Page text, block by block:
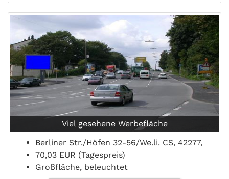
Viel gesehene Werbefläche
Berliner Str./Höfen 32-56/We.li. CS, 42277,
70,03 EUR (Tagespreis)
Großfläche, beleuchtet